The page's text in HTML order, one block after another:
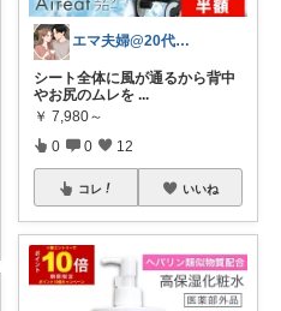
エマ夫婦@20代共働き
シート全体に風が通るから背中
やお尻のムレを ...
￥ 7,980～
0 0 12
コレ いいね